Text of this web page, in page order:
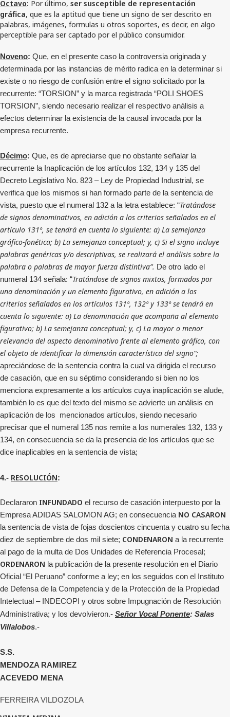
Octavo: Por último, ser susceptible de representación
gráfica, que es la aptitud que tiene un signo de ser descrito en
palabras, imágenes, formulas u otros soportes, es decir, en algo
perceptible para ser captado por el público consumidor.
Noveno: Que, en el presente caso la controversia originada y
determinada por las instancias de mérito radica en la determinar si
existe o no riesgo de confusión entre el signo solicitado por la
recurrente: “TORSION” y la marca registrada “POLI SHOES
TORSION”, siendo necesario realizar el respectivo análisis a
efectos determinar la existencia de la causal invocada por la
empresa recurrente.
Décimo: Que, es de apreciarse que no obstante señalar la
recurrente la Inaplicación de los artículos 132, 134 y 135 del
Decreto Legislativo No. 823 – Ley de Propiedad Industrial, se
verifica que los mismos si han formado parte de la sentencia de
vista, puesto que el numeral 132 a la letra establece: “Tratándose
de signos denominativos, en adición a los criterios señalados en el
artículo 131º, se tendrá en cuenta lo siguiente: a) La semejanza
gráfico-fonética; b) La semejanza conceptual; y, c) Si el signo incluye
palabras genéricas y/o descriptivas, se realizará el análisis sobre la
palabra o palabras de mayor fuerza distintiva”. De otro lado el
numeral 134 señala: “Tratándose de signos mixtos, formados por
una denominación y un elemento figurativo, en adición a los
criterios señalados en los artículos 131º, 132º y 133º se tendrá en
cuenta lo siguiente: a) La denominación que acompaña al elemento
figurativo; b) La semejanza conceptual; y, c) La mayor o menor
relevancia del aspecto denominativo frente al elemento gráfico, con
el objeto de identificar la dimensión característica del signo”;
apreciándose de la sentencia contra la cual va dirigida el recurso
de casación, que en su séptimo considerando si bien no los
menciona expresamente a los artículos cuya inaplicación se alude,
también lo es que del texto del mismo se advierte un análisis en
aplicación de los mencionados artículos, siendo necesario
precisar que el numeral 135 nos remite a los numerales 132, 133 y
134, en consecuencia se da la presencia de los artículos que se
dice inaplicables en la sentencia de vista;
4.- RESOLUCIÓN:
Declararon INFUNDADO el recurso de casación interpuesto por la
Empresa ADIDAS SALOMON AG; en consecuencia NO CASARON
la sentencia de vista de fojas doscientos cincuenta y cuatro su fecha
diez de septiembre de dos mil siete; CONDENARON a la recurrente
al pago de la multa de Dos Unidades de Referencia Procesal;
ORDENARON la publicación de la presente resolución en el Diario
Oficial “El Peruano” conforme a ley; en los seguidos con el Instituto
de Defensa de la Competencia y de la Protección de la Propiedad
Intelectual – INDECOPI y otros sobre Impugnación de Resolución
Administrativa; y los devolvieron.- Señor Vocal Ponente: Salas
Villalobos.-
S.S.
MENDOZA RAMIREZ
ACEVEDO MENA
FERREIRA VILDOZOLA